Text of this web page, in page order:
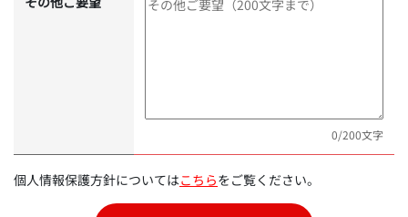
0/200文字
個人情報保護方針についてはこちらをご覧ください。